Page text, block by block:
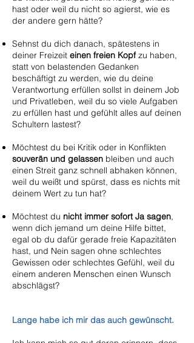
hast oder weil du nicht so agierst, wie es
der andere gern hätte?
Sehnst du dich danach, spätestens in
deiner Freizeit einen freien Kopfzu haben,
statt von belastenden Gedanken
beschäftigt zu werden, wie du deine
Verantwortung erfüllen sollst in deinem Job
und Privatleben, weil du so viele Aufgaben
zu erfüllen hast und gefühlt alles auf deinen
Schultern lastest?
Möchtest du bei Kritik oder in Konflikten
souverän und gelassen bleiben und auch
einen Streit ganz schnell abhaken können,
weil du weißt und spürst, dass es nichts mit
deinem Wert zu tun hat?
Möchtest du nicht immer sofort Ja sagen,
wenn dich jemand um deine Hilfe bittet,
egal ob du dafür gerade freie Kapazitäten
hast, und Nein sagen ohne schlechtes
Gewissen oder schlechtes Gefühl, weil du
einem anderen Menschen einen Wunsch
abschlägst?
Lange habe ich mir das auch gewünscht.​